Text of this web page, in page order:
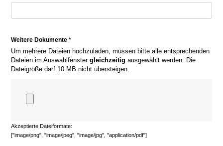
Weitere Dokumente *
Um mehrere Dateien hochzuladen, müssen bitte alle entsprechenden
Dateien im Auswahlfenstergleichzeitig ausgewählt werden. Die
Dateigröße darf 10 MB nicht übersteigen.
Akzeptierte Dateiformate:
["image/png", "image/jpeg", "image/jpg", "application/pdf"]